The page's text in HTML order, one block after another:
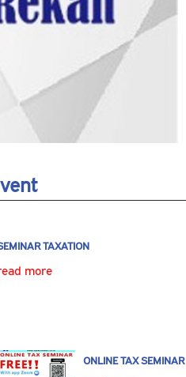
TAXATION
more
ONLINE TAX SEMINAR